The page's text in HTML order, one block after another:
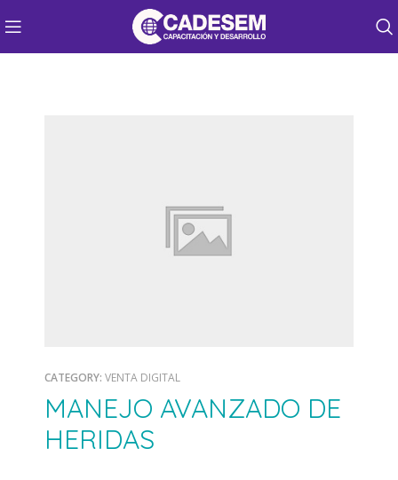
CATEGORY: VENTA DIGITAL
MANEJO AVANZADO DE
HERIDAS